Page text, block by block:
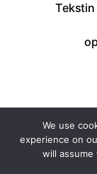
Tekstin
We use
experience on
will